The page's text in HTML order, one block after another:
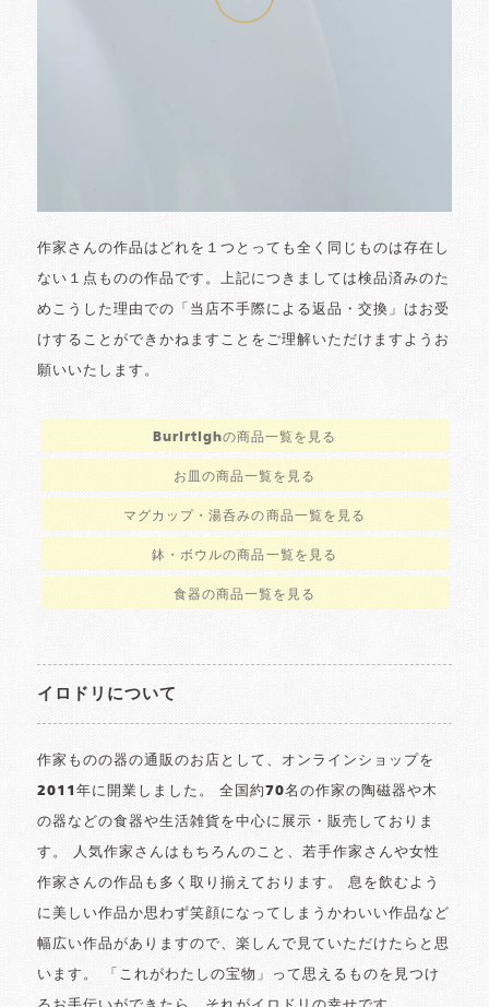
作家さんの作品はどれを１つとっても全く同じものは存在し
ない１点ものの作品です。上記につきましては検品済みのた
めこうした理由での「当店不手際による返品・交換」はお受
けすることができかねますことをご理解いただけますようお
願いいたします。
Burlrtighの商品一覧を見る
お皿の商品一覧を見る
マグカップ・湯呑みの商品一覧を見る
鉢・ボウルの商品一覧を見る
食器の商品一覧を見る
イロドリについて
作家ものの器の通販のお店として、オンラインショップを
2011年に開業しました。 全国約70名の作家の陶磁器や木
の器などの食器や生活雑貨を中心に展示・販売しておりま
す。 人気作家さんはもちろんのこと、若手作家さんや女性
作家さんの作品も多く取り揃えております。 息を飲むよう
に美しい作品か思わず笑顔になってしまうかわいい作品など
幅広い作品がありますので、楽しんで見ていただけたらと思
います。 「これがわたしの宝物」って思えるものを見つけ